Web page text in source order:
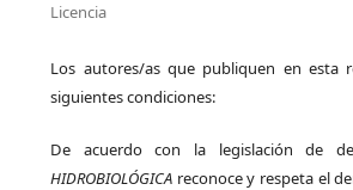
Licencia
Los autores/as que publiquen en esta
siguientes condiciones:
De acuerdo con la legislación de
HIDROBIOLÓGICA reconoce y respeta el